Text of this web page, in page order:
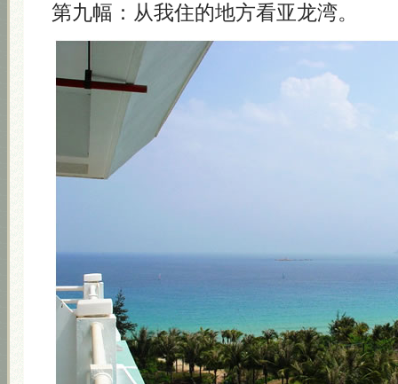
第九幅：从我住的地方看亚龙湾。